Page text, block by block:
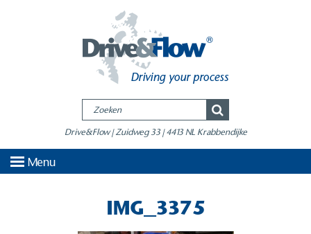
Drive&Flow | Zuidweg 33 | 4413 NL Krabbendijke
Menu
IMG_3375